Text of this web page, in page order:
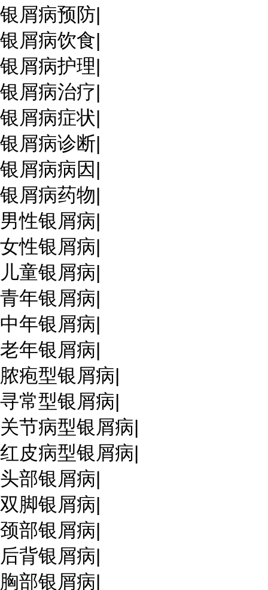
银屑病预防|
银屑病饮食|
银屑病护理|
银屑病治疗|
银屑病症状|
银屑病诊断|
银屑病病因|
银屑病药物|
男性银屑病|
女性银屑病|
儿童银屑病|
青年银屑病|
中年银屑病|
老年银屑病|
脓疱型银屑病|
寻常型银屑病|
关节病型银屑病|
红皮病型银屑病|
头部银屑病|
双脚银屑病|
颈部银屑病|
后背银屑病|
胸部银屑病|